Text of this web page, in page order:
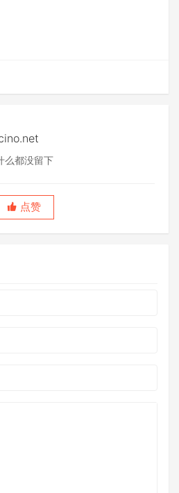
么都没留下
点赞